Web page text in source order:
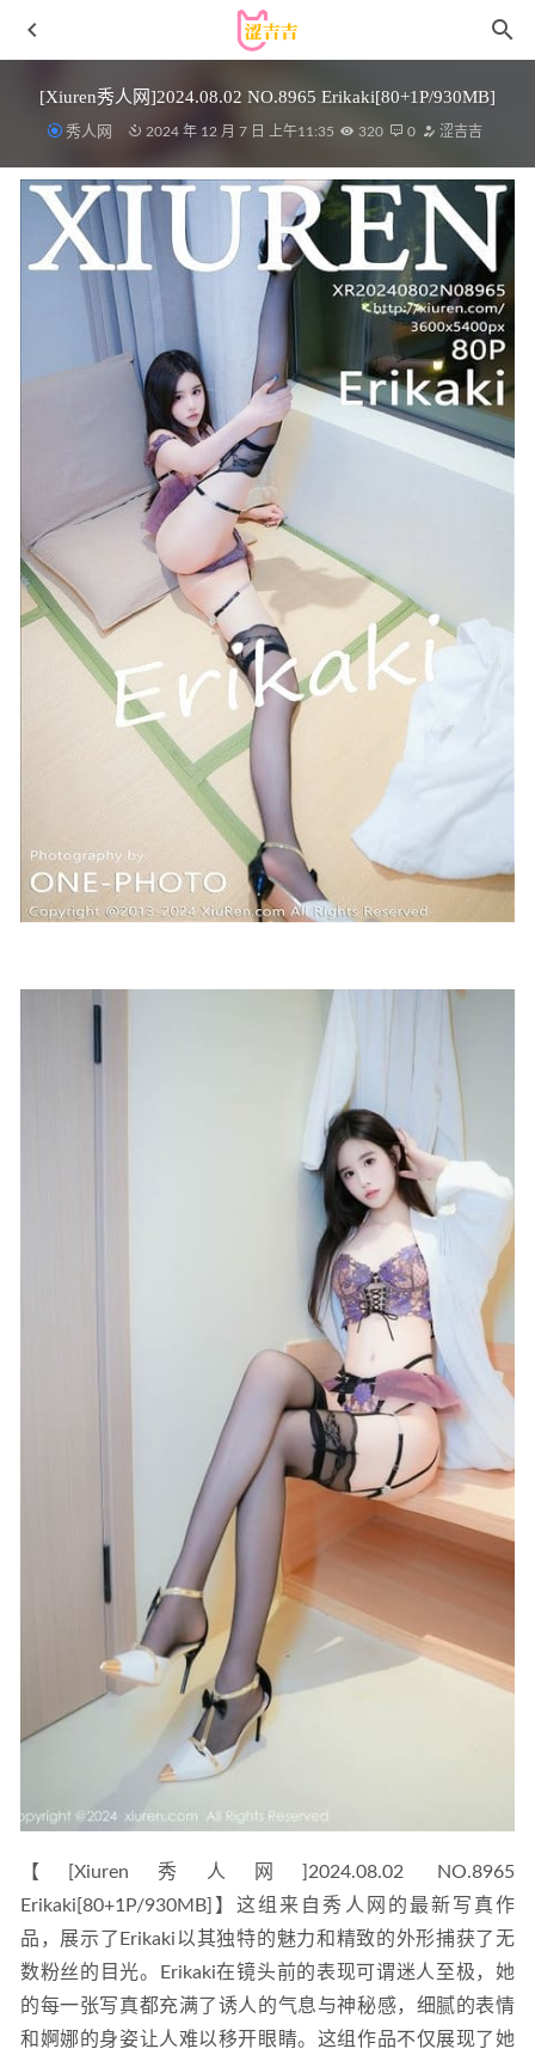
[Xiuren秀人网]2024.08.02 NO.8965 Erikaki[80+1P/930MB]
秀人网 2024 年 12 月 7 日 上午11:35 320 0 涩吉吉
【[Xiuren秀人网]2024.08.02 NO.8965
Erikaki[80+1P/930MB]】这组来自秀人网的最新写真作
品，展示了Erikaki以其独特的魅力和精致的外形捕获了无
数粉丝的目光。Erikaki在镜头前的表现可谓迷人至极，她
的每一张写真都充满了诱人的气息与神秘感，细腻的表情
和婀娜的身姿让人难以移开眼睛。这组作品不仅展现了她
[Xiuren秀人网]2023.05.24 NO.6794 杏子Yada[82+1P／
630MB] 2023-10-29
Sayo Momo – Ronova [45P-102MB]
2025-10-09
[微密圈]奶宝妹纸 – 今天很温顺 [29P13V-506M]
2023-08-21
[Xiuren秀人网]2023.04.14 NO.6576 乔一一[83+1P／726MB]
2023-08-19
51酱 – NO.13 吉他妹妹 [25P3V-134MB]